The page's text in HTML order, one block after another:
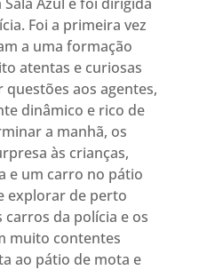
Foi a primeira vez
a uma formação
atentas e curiosas
aos agentes,
dinâmico e rico de
a manhã, os
às crianças,
e um carro no pátio
explorar de perto
carros da polícia e os
muito contentes
ao pátio de mota e